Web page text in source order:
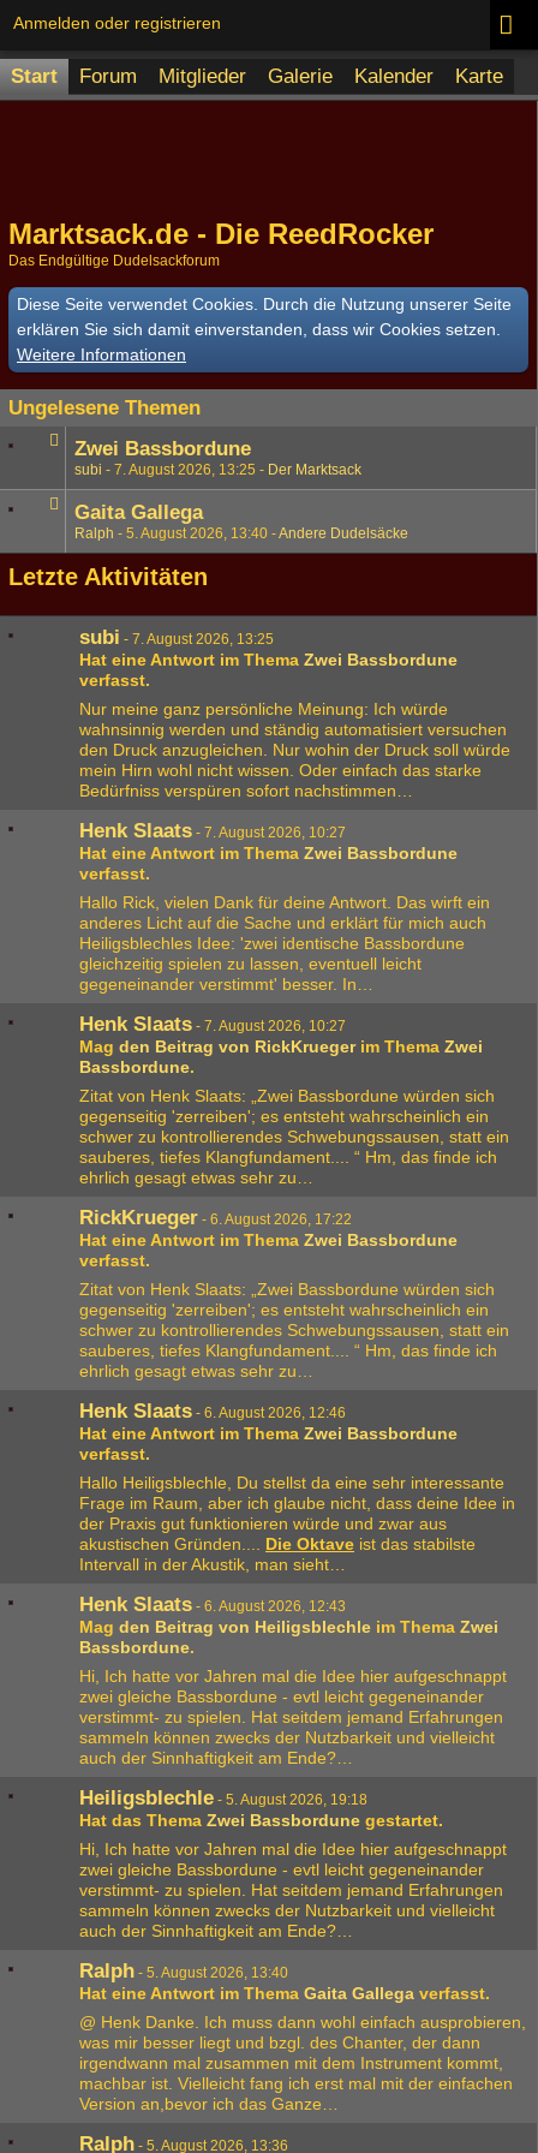
Anmelden oder registrieren
Start Forum Mitglieder Galerie Kalender Karte
Marktsack.de - Die ReedRocker
Das Endgültige Dudelsackforum
Diese Seite verwendet Cookies. Durch die Nutzung unserer Seite
erklären Sie sich damit einverstanden, dass wir Cookies setzen.
Weitere Informationen
Ungelesene Themen
Zwei Bassbordune
subi 7. August 2026, 13:25 Der Marktsack
Gaita Gallega
Ralph 5. August 2026, 13:40 Andere Dudelsäcke
Letzte Aktivitäten
subi - 7. August 2026, 13:25
Hat eine Antwort im Thema Zwei Bassbordune
verfasst.
Nur meine ganz persönliche Meinung: Ich würde
wahnsinnig werden und ständig automatisiert versuchen
den Druck anzugleichen. Nur wohin der Druck soll würde
mein Hirn wohl nicht wissen. Oder einfach das starke
Bedürfniss verspüren sofort nachstimmen…
Henk Slaats - 7. August 2026, 10:27
Hat eine Antwort im Thema Zwei Bassbordune
verfasst.
Hallo Rick, vielen Dank für deine Antwort. Das wirft ein
anderes Licht auf die Sache und erklärt für mich auch
Heiligsblechles Idee: 'zwei identische Bassbordune
gleichzeitig spielen zu lassen, eventuell leicht
gegeneinander verstimmt' besser. In…
Henk Slaats - 7. August 2026, 10:27
Mag den Beitrag von RickKruegerim Thema Zwei
Bassbordune.
Zitat von Henk Slaats: „Zwei Bassbordune würden sich
gegenseitig 'zerreiben'; es entsteht wahrscheinlich ein
schwer zu kontrollierendes Schwebungssausen, statt ein
sauberes, tiefes Klangfundament.... “ Hm, das finde ich
ehrlich gesagt etwas sehr zu…
RickKrueger - 6. August 2026, 17:22
Hat eine Antwort im Thema Zwei Bassbordune
verfasst.
Zitat von Henk Slaats: „Zwei Bassbordune würden sich
gegenseitig 'zerreiben'; es entsteht wahrscheinlich ein
schwer zu kontrollierendes Schwebungssausen, statt ein
sauberes, tiefes Klangfundament.... “ Hm, das finde ich
ehrlich gesagt etwas sehr zu…
Henk Slaats - 6. August 2026, 12:46
Hat eine Antwort im Thema Zwei Bassbordune
verfasst.
Hallo Heiligsblechle, Du stellst da eine sehr interessante
Frage im Raum, aber ich glaube nicht, dass deine Idee in
der Praxis gut funktionieren würde und zwar aus
akustischen Gründen.... Die Oktave ist das stabilste
Intervall in der Akustik, man sieht…
Henk Slaats - 6. August 2026, 12:43
Mag den Beitrag von Heiligsblechle im Thema Zwei
Bassbordune.
Hi, Ich hatte vor Jahren mal die Idee hier aufgeschnappt
zwei gleiche Bassbordune - evtl leicht gegeneinander
verstimmt- zu spielen. Hat seitdem jemand Erfahrungen
sammeln können zwecks der Nutzbarkeit und vielleicht
auch der Sinnhaftigkeit am Ende?…
Heiligsblechle - 5. August 2026, 19:18
Hat das Thema Zwei Bassbordune gestartet.
Hi, Ich hatte vor Jahren mal die Idee hier aufgeschnappt
zwei gleiche Bassbordune - evtl leicht gegeneinander
verstimmt- zu spielen. Hat seitdem jemand Erfahrungen
sammeln können zwecks der Nutzbarkeit und vielleicht
auch der Sinnhaftigkeit am Ende?…
Ralph - 5. August 2026, 13:40
Hat eine Antwort im Thema Gaita Gallega verfasst.
@ Henk Danke. Ich muss dann wohl einfach ausprobieren,
was mir besser liegt und bzgl. des Chanter, der dann
irgendwann mal zusammen mit dem Instrument kommt,
machbar ist. Vielleicht fang ich erst mal mit der einfachen
Version an,bevor ich das Ganze…
Ralph - 5. August 2026, 13:36